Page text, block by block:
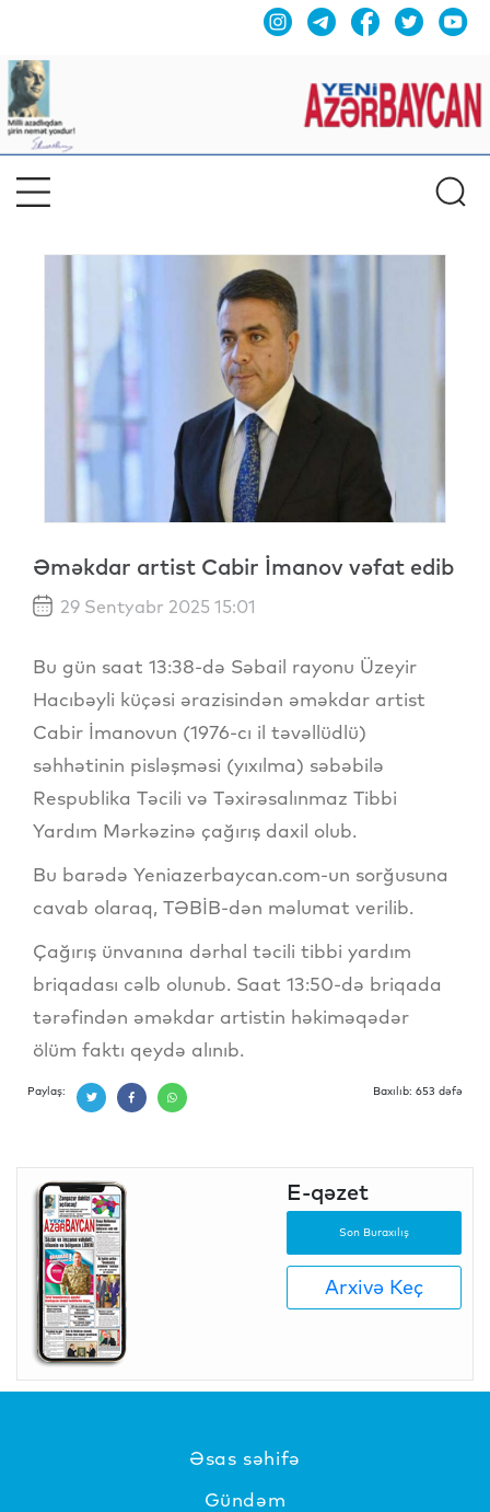
Əməkdar artist Cabir İmanov vəfat edib
29 Sentyabr 2025 15:01
Bu gün saat 13:38-də Səbail rayonu Üzeyir
Hacıbəyli küçəsi ərazisindən əməkdar artist
Cabir İmanovun (1976-cı il təvəllüdlü)
səhhətinin pisləşməsi (yıxılma) səbəbilə
Respublika Təcili və Təxirəsalınmaz Tibbi
Yardım Mərkəzinə çağırış daxil olub.
Bu barədə Yeniazerbaycan.com-un sorğusuna
cavab olaraq, TƏBİB-dən məlumat verilib.
Çağırış ünvanına dərhal təcili tibbi yardım
briqadası cəlb olunub. Saat 13:50-də briqada
tərəfindən əməkdar artistin həkiməqədər
ölüm faktı qeydə alınıb.
Paylaş: Baxılıb: 653 dəfə
E-qəzet
Son Buraxılış
Arxivə Keç
Əsas səhifə
Gündəm